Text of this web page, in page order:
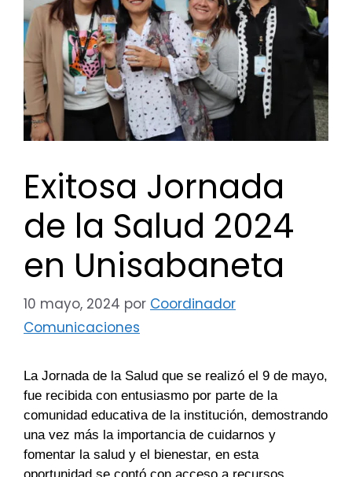
Exitosa Jornada
de la Salud 2024
en Unisabaneta
10 mayo, 2024 por Coordinador
Comunicaciones
La Jornada de la Salud que se realizó el 9 de mayo,
fue recibida con entusiasmo por parte de la
comunidad educativa de la institución, demostrando
una vez más la importancia de cuidarnos y
fomentar la salud y el bienestar, en esta